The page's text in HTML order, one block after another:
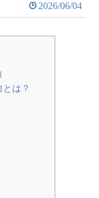
2026/06/04
は？